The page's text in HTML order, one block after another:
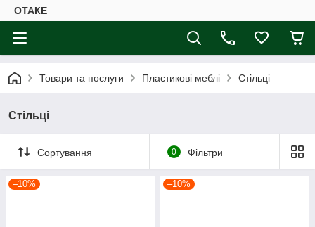
ОТАКЕ
Товари та послуги Пластикові меблі Стільці
Стільці
Сортування 0 Фільтри
–10% –10%